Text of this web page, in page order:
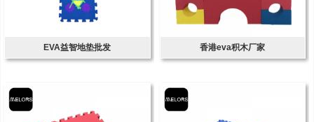
EVA益智地垫批发 香港eva积木厂家